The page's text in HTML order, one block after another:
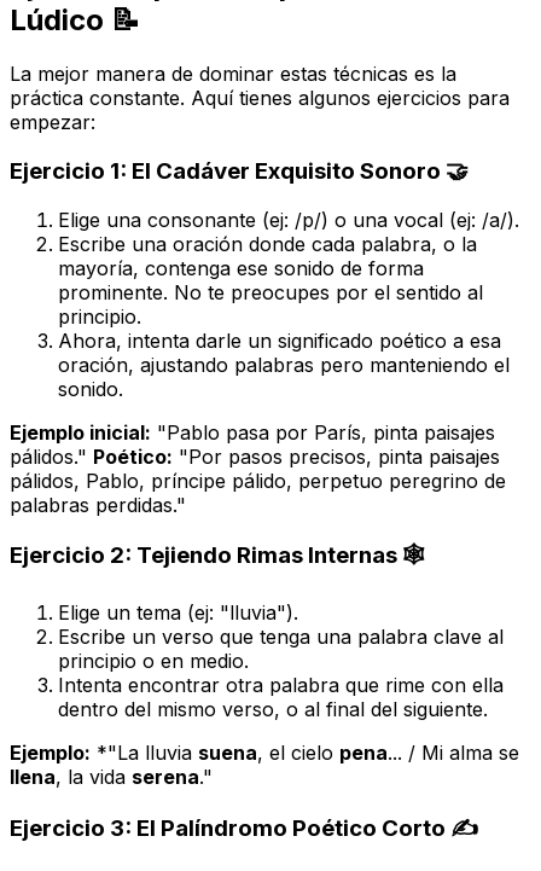
Lúdico 📝
La mejor manera de dominar estas técnicas es la
práctica constante. Aquí tienes algunos ejercicios para
empezar:
Ejercicio 1: El Cadáver Exquisito Sonoro 🤝
Elige una consonante (ej: /p/) o una vocal (ej: /a/).
Escribe una oración donde cada palabra, o la
mayoría, contenga ese sonido de forma
prominente. No te preocupes por el sentido al
principio.
Ahora, intenta darle un significado poético a esa
oración, ajustando palabras pero manteniendo el
sonido.
Ejemplo inicial: "Pablo pasa por París, pinta paisajes
pálidos." Poético: "Por pasos precisos, pinta paisajes
pálidos, Pablo, príncipe pálido, perpetuo peregrino de
palabras perdidas."
Ejercicio 2: Tejiendo Rimas Internas 🕸️
Elige un tema (ej: "lluvia").
Escribe un verso que tenga una palabra clave al
principio o en medio.
Intenta encontrar otra palabra que rime con ella
dentro del mismo verso, o al final del siguiente.
Ejemplo: *"La lluvia suena, el cielo pena... / Mi alma se
llena, la vida serena."
Ejercicio 3: El Palíndromo Poético Corto ✍️